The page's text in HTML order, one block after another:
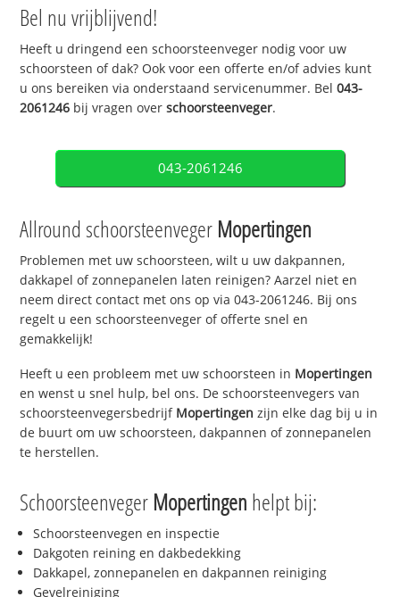
Bel nu vrijblijvend!
Heeft u dringend een schoorsteenveger nodig voor uw
schoorsteen of dak? Ook voor een offerte en/of advies kunt
u ons bereiken via onderstaand servicenummer. Bel043-
2061246 bij vragen overschoorsteenveger.
043-2061246
Allround schoorsteenveger Mopertingen
Problemen met uw schoorsteen, wilt u uw dakpannen,
dakkapel of zonnepanelen laten reinigen? Aarzel niet en
neem direct contact met ons op via 043-2061246. Bij ons
regelt u een schoorsteenveger of offerte snel en
gemakkelijk!
Heeft u een probleem met uw schoorsteen in Mopertingen
en wenst u snel hulp, bel ons. De schoorsteenvegers van
schoorsteenvegersbedrijf Mopertingen zijn elke dag bij u in
de buurt om uw schoorsteen, dakpannen of zonnepanelen
te herstellen.
Schoorsteenveger Mopertingen helpt bij:
Schoorsteenvegen en inspectie
Dakgoten reining en dakbedekking
Dakkapel, zonnepanelen en dakpannen reiniging
Gevelreiniging